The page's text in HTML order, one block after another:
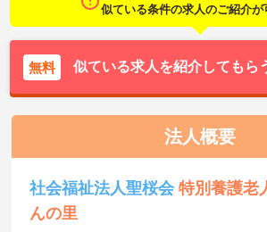
似ている条件の求人のご紹介が
無料 似ている求人を紹介してもら
法人概要
社会福祉法人聖桜会特別養護老
んの里